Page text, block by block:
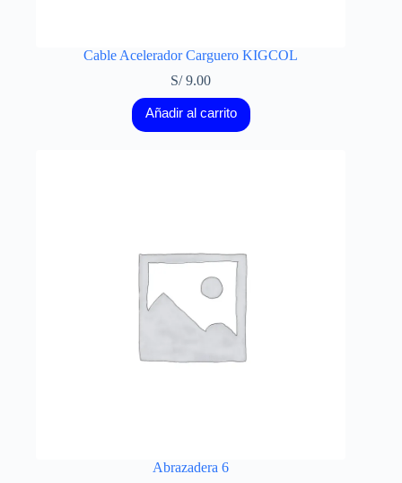
Cable Acelerador Carguero KIGCOL
S/9.00
Añadir al carrito
Abrazadera 6